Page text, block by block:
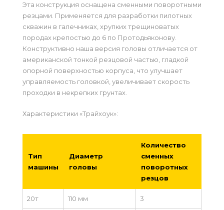
Эта конструкция оснащена сменными поворотными
резцами. Применяется для разработки пилотных
скважин в галечниках, хрупких трещиноватых
породах крепостью до 6 по Протодьяконову.
Конструктивно наша версия головы отличается от
американской тонкой резцовой частью, гладкой
опорной поверхностью корпуса, что улучшает
управляемость головкой, увеличивает скорость
проходки в некрепких грунтах.
Характеристики «Трайхоук»:
Тип
машины
Диаметр
головы
Количество
сменных
поворотных
резцов
20т 110 мм 3